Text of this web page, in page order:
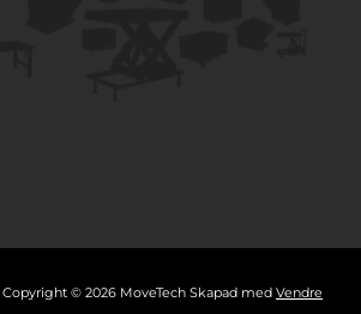
Visa detaljer
Copyright © 2026 MoveTech Skapad med Vendre